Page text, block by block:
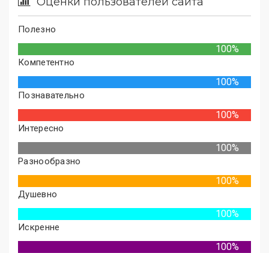
Полезно
100%
Компетентно
100%
Познавательно
100%
Интересно
100%
Разнообразно
100%
Душевно
100%
Искренне
100%